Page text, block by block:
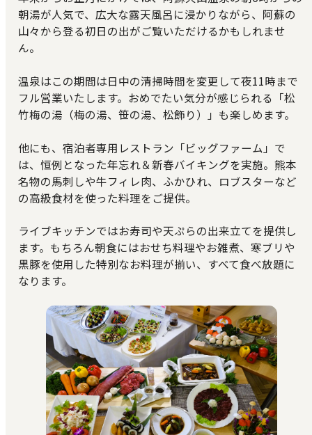
朝湯が人気で、広大な露天風呂に浸かりながら、阿蘇の
山々から登る初日の出がご覧いただけるかもしれませ
ん。
温泉はこの期間は日中の清掃時間を変更して夜11時まで
フル営業いたします。おめでたい気分が感じられる「松
竹梅の湯（梅の湯、笹の湯、松飾り）」も楽しめます。
他にも、宿泊者専用レストラン「ビッグファーム」で
は、恒例となった年忘れ＆新春バイキングを実施。熊本
名物の馬刺しや牛フィレ肉、ふかひれ、ロブスターなど
の高級食材を使った料理をご提供。
ライブキッチンではお寿司や天ぷらの出来立てを提供し
ます。もちろん朝食にはおせち料理やお雑煮、寒ブリや
黒豚を使用した特別なお料理が揃い、すべて食べ放題に
なります。